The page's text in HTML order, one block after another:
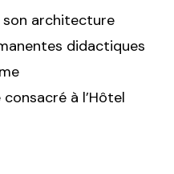
architecture
didactiques
à l’Hôtel